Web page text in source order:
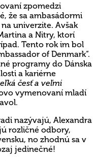
zpomedzi
že sa ambasádormi
univerzite. Avšak
a Nitry, ktorí
Tento rok im bol
of Denmark“.
programy do Dánska
a kariérne
česť a veľmi
vymenovaní mladí
nazývajú, Alexandra
rozličné odbory,
no zhodnú sa v
jedinečné!